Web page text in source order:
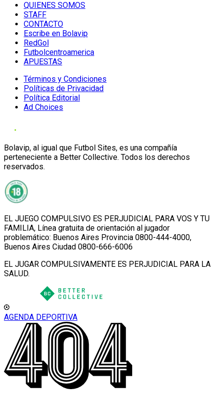
QUIENES SOMOS
STAFF
CONTACTO
Escribe en Bolavip
RedGol
Futbolcentroamerica
APUESTAS
Términos y Condiciones
Políticas de Privacidad
Política Editorial
Ad Choices
Bolavip, al igual que Futbol Sites, es una compañía
perteneciente a Better Collective. Todos los derechos
reservados.
EL JUEGO COMPULSIVO ES PERJUDICIAL PARA VOS Y TU
FAMILIA, Línea gratuita de orientación al jugador
problemático: Buenos Aires Provincia 0800-444-4000,
Buenos Aires Ciudad 0800-666-6006
EL JUGAR COMPULSIVAMENTE ES PERJUDICIAL PARA LA
SALUD.
AGENDA DEPORTIVA